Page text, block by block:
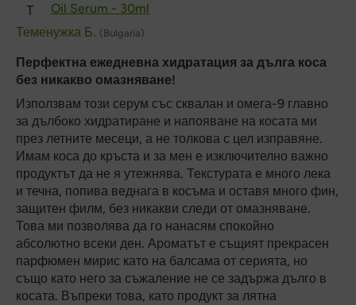
Т
Oil Serum - 30ml
Теменужка Б. (Bulgaria)
Перфектна ежедневна хидратация за дълга коса
без никакво омазняване!
Използвам този серум със сквалан и омега-9 главно
за дълбоко хидратиране и напояване на косата ми
през летните месеци, а не толкова с цел изправяне.
Имам коса до кръста и за мен е изключително важно
продуктът да не я утежнява. Текстурата е много лека
и течна, попива веднага в косъма и оставя много фин,
защитен филм, без никакви следи от омазняване.
Това ми позволява да го нанасям спокойно
абсолютно всеки ден. Ароматът е същият прекрасен
парфюмен мирис като на балсама от серията, но
също като него за съжаление не се задържа дълго в
косата. Въпреки това, като продукт за лятна